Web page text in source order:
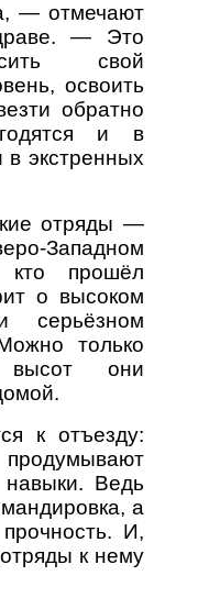
— отмечают
— Это
свой
освоить
обратно
и в
в экстренных
отряды —
Западном
кто прошёл
о высоком
серьёзном
только
высот они
к отъезду:
Ведь
а
И,
к нему